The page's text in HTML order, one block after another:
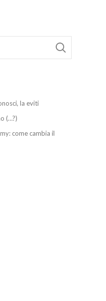
la eviti
(…?)
come cambia il